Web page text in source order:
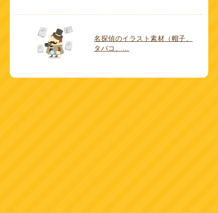
名探偵のイラスト素材（帽子、
タバコ、…